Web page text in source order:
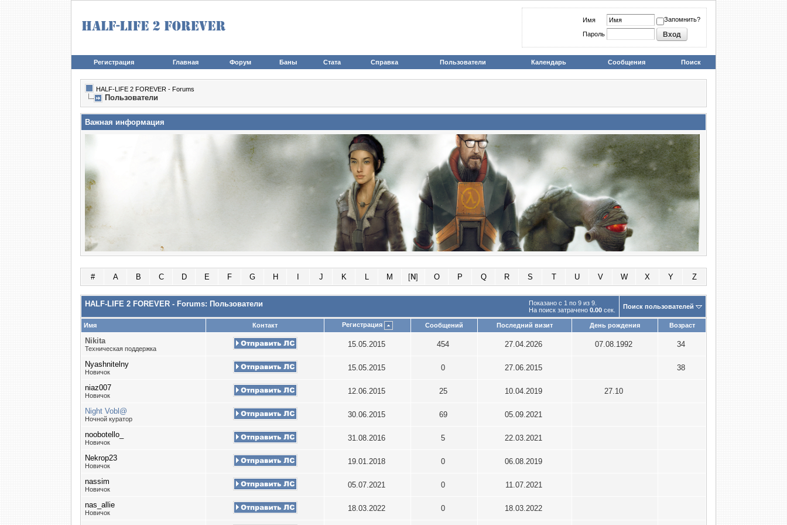
Имя Запомнить?
Пароль
Регистрация Главная Форум Баны Стата Справка Пользователи Календарь Сообщения Поиск
HALF-LIFE 2 FOREVER - Forums
Пользователи
Важная информация
# A B C D E F G H J K L M [N] O P Q R S T U V W X Y Z
Показано с 1 по 9 из 9.
На поиск затрачено 0.00 сек.
HALF-LIFE 2 FOREVER - Forums: Пользователи Поиск пользователей
Имя Контакт Регистрация Сообщений Последний визит День рождения Возраст
Nikita
Техническая поддержка 15.05.2015 454 27.04.2026 07.08.1992 34
Nyashnitelny
Новичок 15.05.2015 0 27.06.2015 38
niaz007
Новичок 12.06.2015 25 10.04.2019 27.10
Night Vobl@
Ночной куратор 30.06.2015 69 05.09.2021
noobotello_
Новичок 31.08.2016 5 22.03.2021
Nekrop23
Новичок 19.01.2018 0 06.08.2019
nassim
Новичок 05.07.2021 0 11.07.2021
nas_allie
Новичок 18.03.2022 0 18.03.2022